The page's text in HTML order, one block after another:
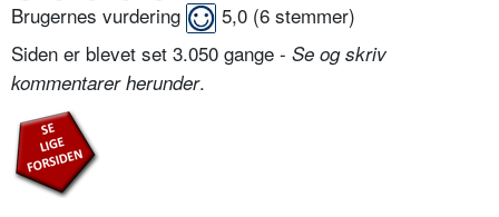
Brugernes vurdering 5,0 (6 stemmer)
Siden er blevet set 3.050 gange - Se og skriv
kommentarer herunder.